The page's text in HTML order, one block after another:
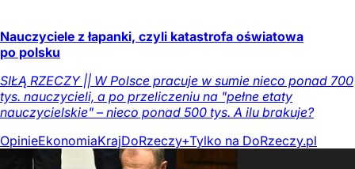
Nauczyciele z łapanki, czyli katastrofa oświatowa
po polsku
SIŁĄ RZECZY || W Polsce pracuje w sumie nieco ponad 700
tys. nauczycieli, a po przeliczeniu na "pełne etaty
nauczycielskie" – nieco ponad 500 tys. A ilu brakuje?
OpinieEkonomiaKrajDoRzeczy+Tylko na DoRzeczy.pl